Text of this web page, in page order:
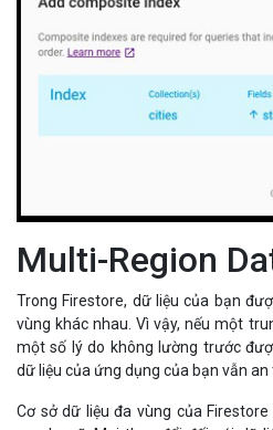
Multi-Region
Trong Firestore, dữ liệu của bạn
vùng khác nhau. Vì vậy, nếu một
một số lý do không lường trước
dữ liệu của ứng dụng của bạn vẫn
mạnh mẽ. Mọi thay đổi đối với dữ